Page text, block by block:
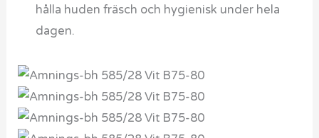
hålla huden fräsch och hygienisk under hela
dagen.